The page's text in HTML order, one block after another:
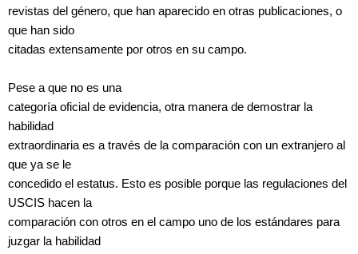
revistas del género, que han aparecido en otras publicaciones, o
que han sido
citadas extensamente por otros en su campo.
Pese a que no es una
categoría oficial de evidencia, otra manera de demostrar la
habilidad
extraordinaria es a través de la comparación con un extranjero al
que ya se le
concedido el estatus. Esto es posible porque las regulaciones del
USCIS hacen la
comparación con otros en el campo uno de los estándares para
juzgar la habilidad